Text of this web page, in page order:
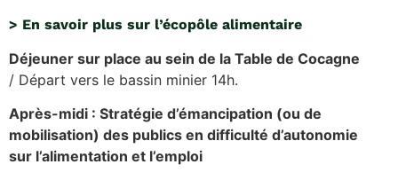
> En savoir plus sur l’écopôle alimentaire
Déjeuner sur place au sein de la Table de Cocagne
/ Départ vers le bassin minier 14h.
Après-midi : Stratégie d’émancipation (ou de
mobilisation) des publics en difficulté d’autonomie
sur l’alimentation et l’emploi